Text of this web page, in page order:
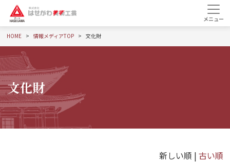
HOME 情報メディアTOP 文化財
文化財
新しい順 | 古い順